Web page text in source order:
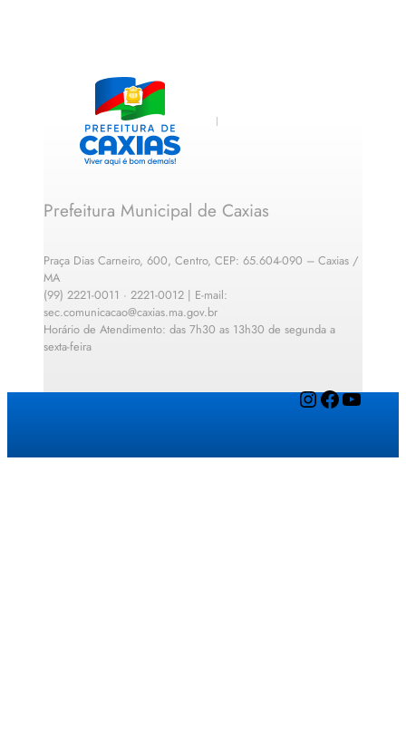
Prefeitura Municipal de Caxias
Praça Dias Carneiro, 600, Centro, CEP: 65.604-090 – Caxias /
MA
(99) 2221-0011 · 2221-0012 | E-mail:
sec.comunicacao@caxias.ma.gov.br
Horário de Atendimento: das 7h30 as 13h30 de segunda a
sexta-feira
InstagramFacebook YouTube